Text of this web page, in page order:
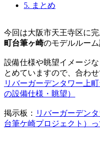
5. まとめ
今回は大阪市天王寺区に完
町台筆ヶ崎のモデルルーム
設備仕様や眺望イメージ
とめていますので、合わせ
リバーガーデンタワー上
の設備仕様・眺望）
掲示板： リバーガーデン
台筆ケ崎プロジェクト）っ